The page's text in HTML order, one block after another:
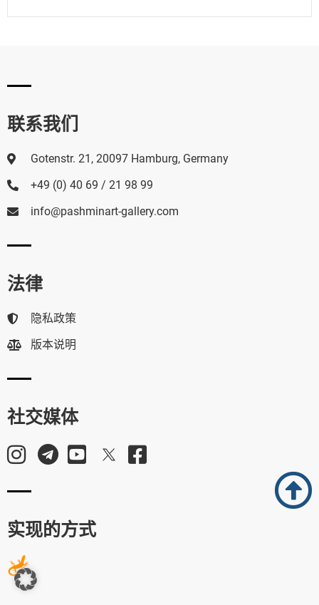
联系我们
Gotenstr. 21, 20097 Hamburg, Germany
+49 (0) 40 69 / 21 98 99
info@pashminart-gallery.com
法律
隐私政策
版本说明
社交媒体
实现的方式